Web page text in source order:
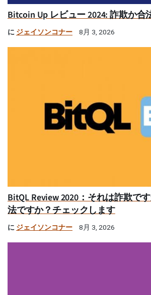
Bitcoin Up レビュー 2024: 詐欺か合
に ジェイソンコナー 8月 3, 2026
BitQL Review 2020：それは詐欺で
法ですか？チェックします
に ジェイソンコナー 8月 3, 2026